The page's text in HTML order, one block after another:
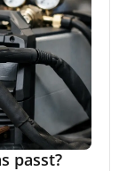
passt?